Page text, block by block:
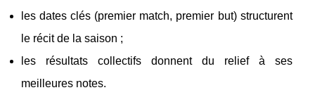
les dates clés (premier match, premier but) structurent
le récit de la saison ;
les résultats collectifs donnent du relief à ses
meilleures notes.